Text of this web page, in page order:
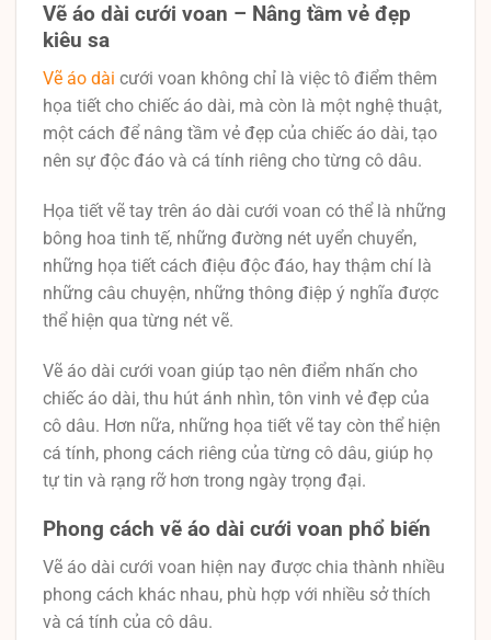
Vẽ áo dài cưới voan – Nâng tầm vẻ đẹp
kiêu sa
Vẽ áo dài cưới voan không chỉ là việc tô điểm thêm
họa tiết cho chiếc áo dài, mà còn là một nghệ thuật,
một cách để nâng tầm vẻ đẹp của chiếc áo dài, tạo
nên sự độc đáo và cá tính riêng cho từng cô dâu.
Họa tiết vẽ tay trên áo dài cưới voan có thể là những
bông hoa tinh tế, những đường nét uyển chuyển,
những họa tiết cách điệu độc đáo, hay thậm chí là
những câu chuyện, những thông điệp ý nghĩa được
thể hiện qua từng nét vẽ.
Vẽ áo dài cưới voan giúp tạo nên điểm nhấn cho
chiếc áo dài, thu hút ánh nhìn, tôn vinh vẻ đẹp của
cô dâu. Hơn nữa, những họa tiết vẽ tay còn thể hiện
cá tính, phong cách riêng của từng cô dâu, giúp họ
tự tin và rạng rỡ hơn trong ngày trọng đại.
Phong cách vẽ áo dài cưới voan phổ biến
Vẽ áo dài cưới voan hiện nay được chia thành nhiều
phong cách khác nhau, phù hợp với nhiều sở thích
và cá tính của cô dâu.